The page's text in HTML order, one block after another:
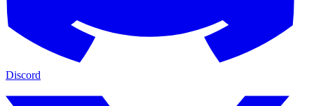
Discord